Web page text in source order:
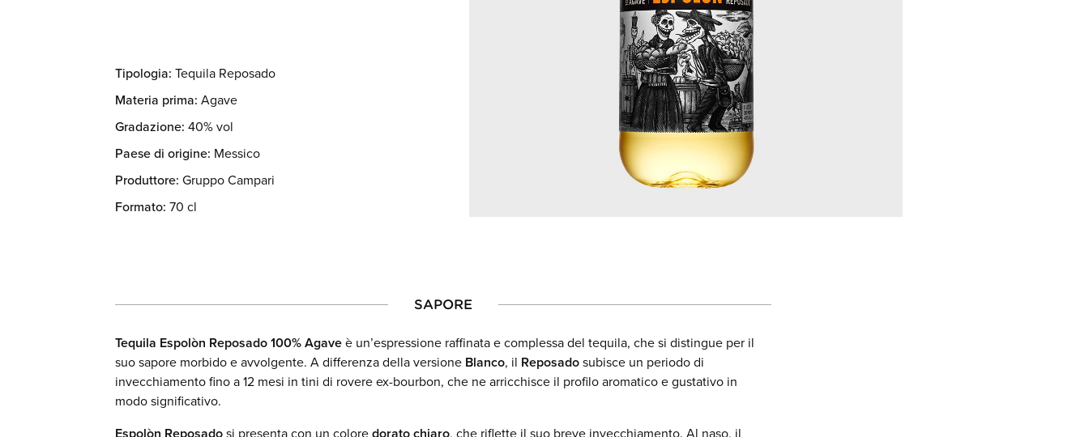
Tipologia: Tequila Reposado
Materia prima: Agave
Gradazione: 40% vol
Paese di origine: Messico
Produttore: Gruppo Campari
Formato: 70 cl
SAPORE
Tequila Espolòn Reposado 100% Agaveè un’espressione raffinata e complessa del tequila, che si distingue per il
suo sapore morbido e avvolgente. A differenza della versione Blanco, il Reposadosubisce un periodo di
invecchiamento fino a 12 mesi in tini di rovere ex-bourbon, che ne arricchisce il profilo aromatico e gustativo in
modo significativo.